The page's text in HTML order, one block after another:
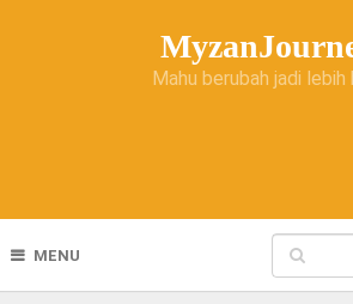
Mahu berubah jadi lebih
MENU